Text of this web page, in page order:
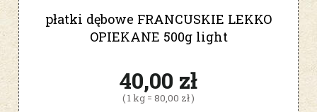
płatki dębowe FRANCUSKIE LEKKO
OPIEKANE 500g light
40,00 zł
( 1 kg = 80,00 zł )